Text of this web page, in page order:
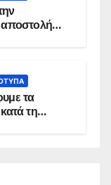
αποστολή
τα
τη